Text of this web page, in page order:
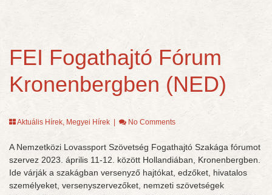
FEI Fogathajtó Fórum
Kronenbergben (NED)
Aktuális Hírek, Megyei Hírek No Comments
A Nemzetközi Lovassport Szövetség Fogathajtó Szakága fórumot
szervez 2023. április 11-12. között Hollandiában, Kronenbergben.
Ide várják a szakágban versenyző hajtókat, edzőket, hivatalos
személyeket, versenyszervezőket, nemzeti szövetségek